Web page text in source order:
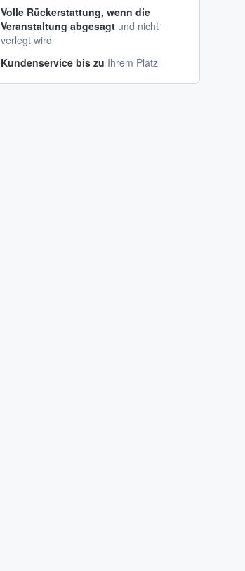
Volle Rückerstattung, wenn die
Veranstaltung abgesagt und nicht
verlegt wird
Kundenservice bis zu Ihrem Platz